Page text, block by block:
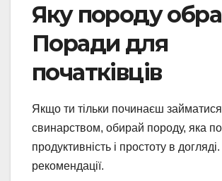
Яку породу
Поради для
початківців
Якщо ти тільки починаєш займатися
свинарством, обирай породу, яка
продуктивність і простоту в
рекомендації.